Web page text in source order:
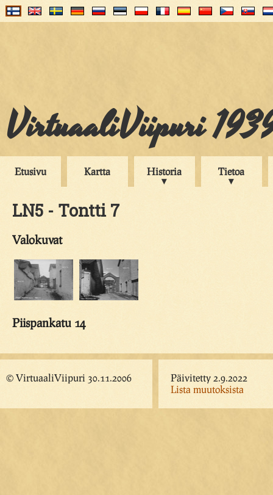
VirtuaaliViipuri
Etusivu Kartta Historia Tietoa
LN5 - Tontti 7
Valokuvat
Piispankatu 14
© VirtuaaliViipuri 30.11.2006
Päivitetty 2.9.2022
Lista muutoksista